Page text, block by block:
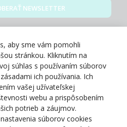
NEWSLETTER
aby sme vám pomohli
stránkou. Kliknutím na
súhlas s používaním súborov
ich používania. Ich
vašej užívateľskej
webu a prispôsobením
potrieb a záujmov.
súborov cookies